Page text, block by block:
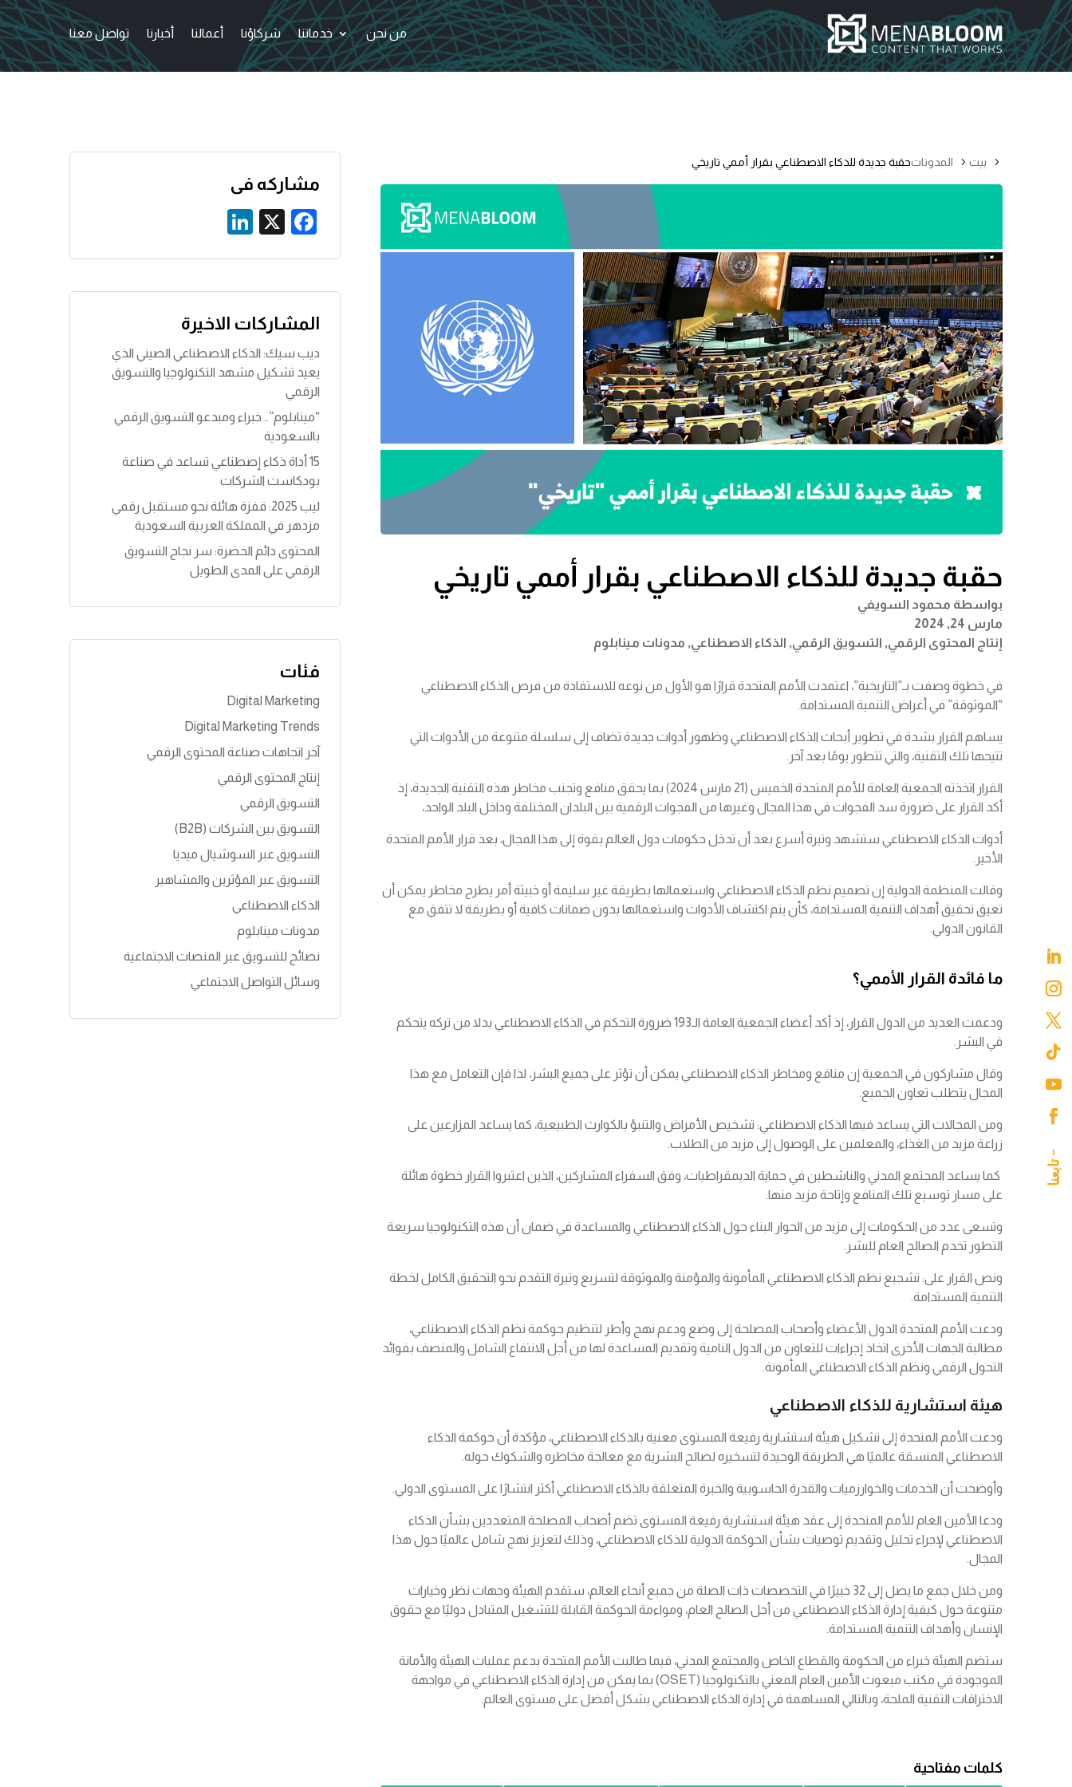
من نحن خدماتنا شركاؤنا أعمالنا أخبارنا تواصل معنا
بيت المدوناتحقبة جديدة للذكاء الاصطناعي بقرار أممي تاريخي
حقبة جديدة للذكاء الاصطناعي بقرار أممي تاريخي
بواسطة محمود السويفي
مارس 24, 2024
إنتاج المحتوى الرقمي, التسويق الرقمي, الذكاء الاصطناعي, مدونات مينابلوم
في خطوة وصفت بـ”التاريخية”، اعتمدت الأمم المتحدة قرارًا هو الأول من نوعه للاستفادة من فرص الذكاء الاصطناعي
“الموثوقة” في أغراض التنمية المستدامة.
يساهم القرار بشدة في تطوير أبحاث الذكاء الاصطناعي وظهور أدوات جديدة تضاف إلى سلسلة متنوعة من الأدوات التي
تتيحها تلك التقنية، والتي تتطور يومًا بعد آخر.
القرار اتخذته الجمعية العامة للأمم المتحدة الخميس (21 مارس 2024) بما يحقق منافع وتجنب مخاطر هذه التقنية الجديدة، إذ
أكد القرار على ضرورة سد الفجوات في هذا المجال وغيرها من الفجوات الرقمية بين البلدان المختلفة وداخل البلد الواحد،
أدوات الذكاء الاصطناعي ستشهد وتيرة أسرع بعد أن تدخل حكومات دول العالم بقوة إلى هذا المجال، بعد قرار الأمم المتحدة
الأخير.
وقالت المنظمة الدولية إن تصميم نظم الذكاء الاصطناعي واستعمالها بطريقة غير سليمة أو خبيثة أمر يطرح مخاطر يمكن أن
تعيق تحقيق أهداف التنمية المستدامة، كأن يتم اكتشاف الأدوات واستعمالها بدون ضمانات كافية أو بطريقة لا تتفق مع
القانون الدولي.
ما فائدة القرار الأممي؟
ودعمت العديد من الدول القرار، إذ أكد أعضاء الجمعية العامة الـ193 ضرورة التحكم في الذكاء الاصطناعي بدلا من تركه يتحكم
في البشر.
وقال مشاركون في الجمعية إن منافع ومخاطر الذكاء الاصطناعي يمكن أن تؤثر على جميع البشر، لذا فإن التعامل مع هذا
المجال يتطلب تعاون الجميع.
ومن المجالات التي يساعد فيها الذكاء الاصطناعي: تشخيص الأمراض والتنبؤ بالكوارث الطبيعية، كما يساعد المزارعين على
زراعة مزيد من الغذاء، والمعلمين على الوصول إلى مزيد من الطلاب.
كما يساعد المجتمع المدني والناشطين في حماية الديمقراطيات، وفق السفراء المشاركين، الذين اعتبروا القرار خطوة هائلة
على مسار توسيع تلك المنافع وإتاحة مزيد منها.
وتسعى عدد من الحكومات إلى مزيد من الحوار البناء حول الذكاء الاصطناعي والمساعدة في ضمان أن هذه التكنولوجيا سريعة
التطور تخدم الصالح العام للبشر.
ونص القرار على: تشجيع نظم الذكاء الاصطناعي المأمونة والمؤمنة والموثوقة لتسريع وتيرة التقدم نحو التحقيق الكامل لخطة
التنمية المستدامة.
ودعت الأمم المتحدة الدول الأعضاء وأصحاب المصلحة إلى وضع ودعم نهج وأطر لتنظيم حوكمة نظم الذكاء الاصطناعي،
مطالبة الجهات الأخرى اتخاذ إجراءات للتعاون من الدول النامية وتقديم المساعدة لها من أجل الانتفاع الشامل والمنصف بفوائد
التحول الرقمي ونظم الذكاء الاصطناعي المأمونة.
هيئة استشارية للذكاء الاصطناعي
ودعت الأمم المتحدة إلى تشكيل هيئة استشارية رفيعة المستوى معنية بالذكاء الاصطناعي، مؤكدة أن حوكمة الذكاء
الاصطناعي المنسقة عالميًا هي الطريقة الوحيدة لتسخيره لصالح البشرية مع معالجة مخاطره والشكوك حوله.
وأوضحت أن الخدمات والخوارزميات والقدرة الحاسوبية والخبرة المتعلقة بالذكاء الاصطناعي أكثر انتشارًا على المستوى الدولي.
ودعا الأمين العام للأمم المتحدة إلى عقد هيئة استشارية رفيعة المستوى تضم أصحاب المصلحة المتعددين بشأن الذكاء
الاصطناعي لإجراء تحليل وتقديم توصيات بشأن الحوكمة الدولية للذكاء الاصطناعي، وذلك لتعزيز نهج شامل عالميًا حول هذا
المجال.
ومن خلال جمع ما يصل إلى 32 خبيرًا في التخصصات ذات الصلة من جميع أنحاء العالم، ستقدم الهيئة وجهات نظر وخيارات
متنوعة حول كيفية إدارة الذكاء الاصطناعي من أجل الصالح العام، ومواءمة الحوكمة القابلة للتشغيل المتبادل دوليًا مع حقوق
الإنسان وأهداف التنمية المستدامة.
ستضم الهيئة خبراء من الحكومة والقطاع الخاص والمجتمع المدني، فيما طالبت الأمم المتحدة بدعم عمليات الهيئة والأمانة
الموجودة في مكتب مبعوث الأمين العام المعني بالتكنولوجيا (OSET) بما يمكن من إدارة الذكاء الاصطناعي في مواجهة
الاختراقات التقنية الملحة، وبالتالي المساهمة في إدارة الذكاء الاصطناعي بشكل أفضل على مستوى العالم.
كلمات مفتاحية
مشاركه فى
F
e
b
o
o
k
X
e
dI
n
المشاركات الاخيرة
ديب سيك: الذكاء الاصطناعي الصيني الذي
يعيد تشكيل مشهد التكنولوجيا والتسويق
الرقمي
“مينابلوم”.. خبراء ومبدعو التسويق الرقمي
بالسعودية
15 أداة ذكاء إصطناعي تساعد في صناعة
بودكاست الشركات
ليب 2025: قفزة هائلة نحو مستقبل رقمي
مزدهر في المملكة العربية السعودية
المحتوى دائم الخضرة: سر نجاح التسويق
الرقمي على المدى الطويل
فئات
Digital Marketing
Digital Marketing Trends
آخر اتجاهات صناعة المحتوى الرقمي
إنتاج المحتوى الرقمي
التسويق الرقمي
التسويق بين الشركات (B2B)
التسويق عبر السوشيال ميديا
التسويق عبر المؤثرين والمشاهير
الذكاء الاصطناعي
مدونات مينابلوم
نصائح للتسويق عبر المنصات الاجتماعية
وسائل التواصل الاجتماعي